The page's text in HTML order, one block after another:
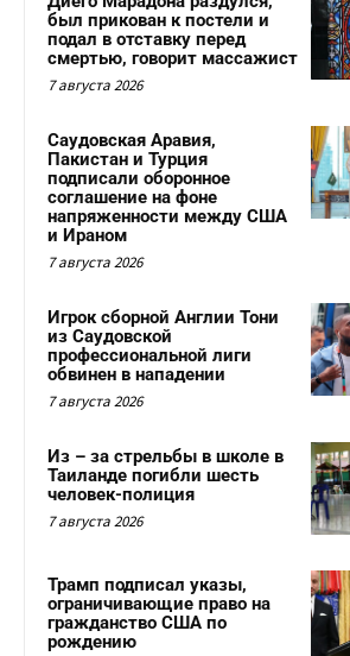
был прикован к постели и
подал в отставку перед
смертью, говорит массажист
7 августа 2026
Саудовская Аравия,
Пакистан и Турция
подписали оборонное
соглашение на фоне
напряженности между США
и Ираном
7 августа 2026
Игрок сборной Англии Тони
из Саудовской
профессиональной лиги
обвинен в нападении
7 августа 2026
Из – за стрельбы в школе в
Таиланде погибли шесть
человек-полиция
7 августа 2026
Трамп подписал указы,
ограничивающие право на
гражданство США по
рождению